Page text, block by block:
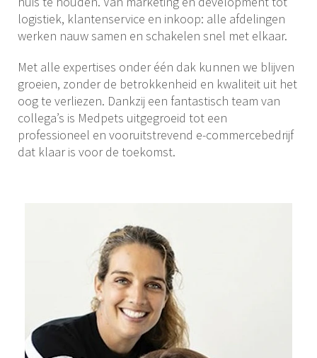
logistiek, klantenservice en inkoop: alle afdelingen
werken nauw samen en schakelen snel met elkaar.
Met alle expertises onder één dak kunnen we blijven
groeien, zonder de betrokkenheid en kwaliteit uit het
oog te verliezen. Dankzij een fantastisch team van
collega’s is Medpets uitgegroeid tot een
professioneel en vooruitstrevend e-commercebedrijf
dat klaar is voor de toekomst.